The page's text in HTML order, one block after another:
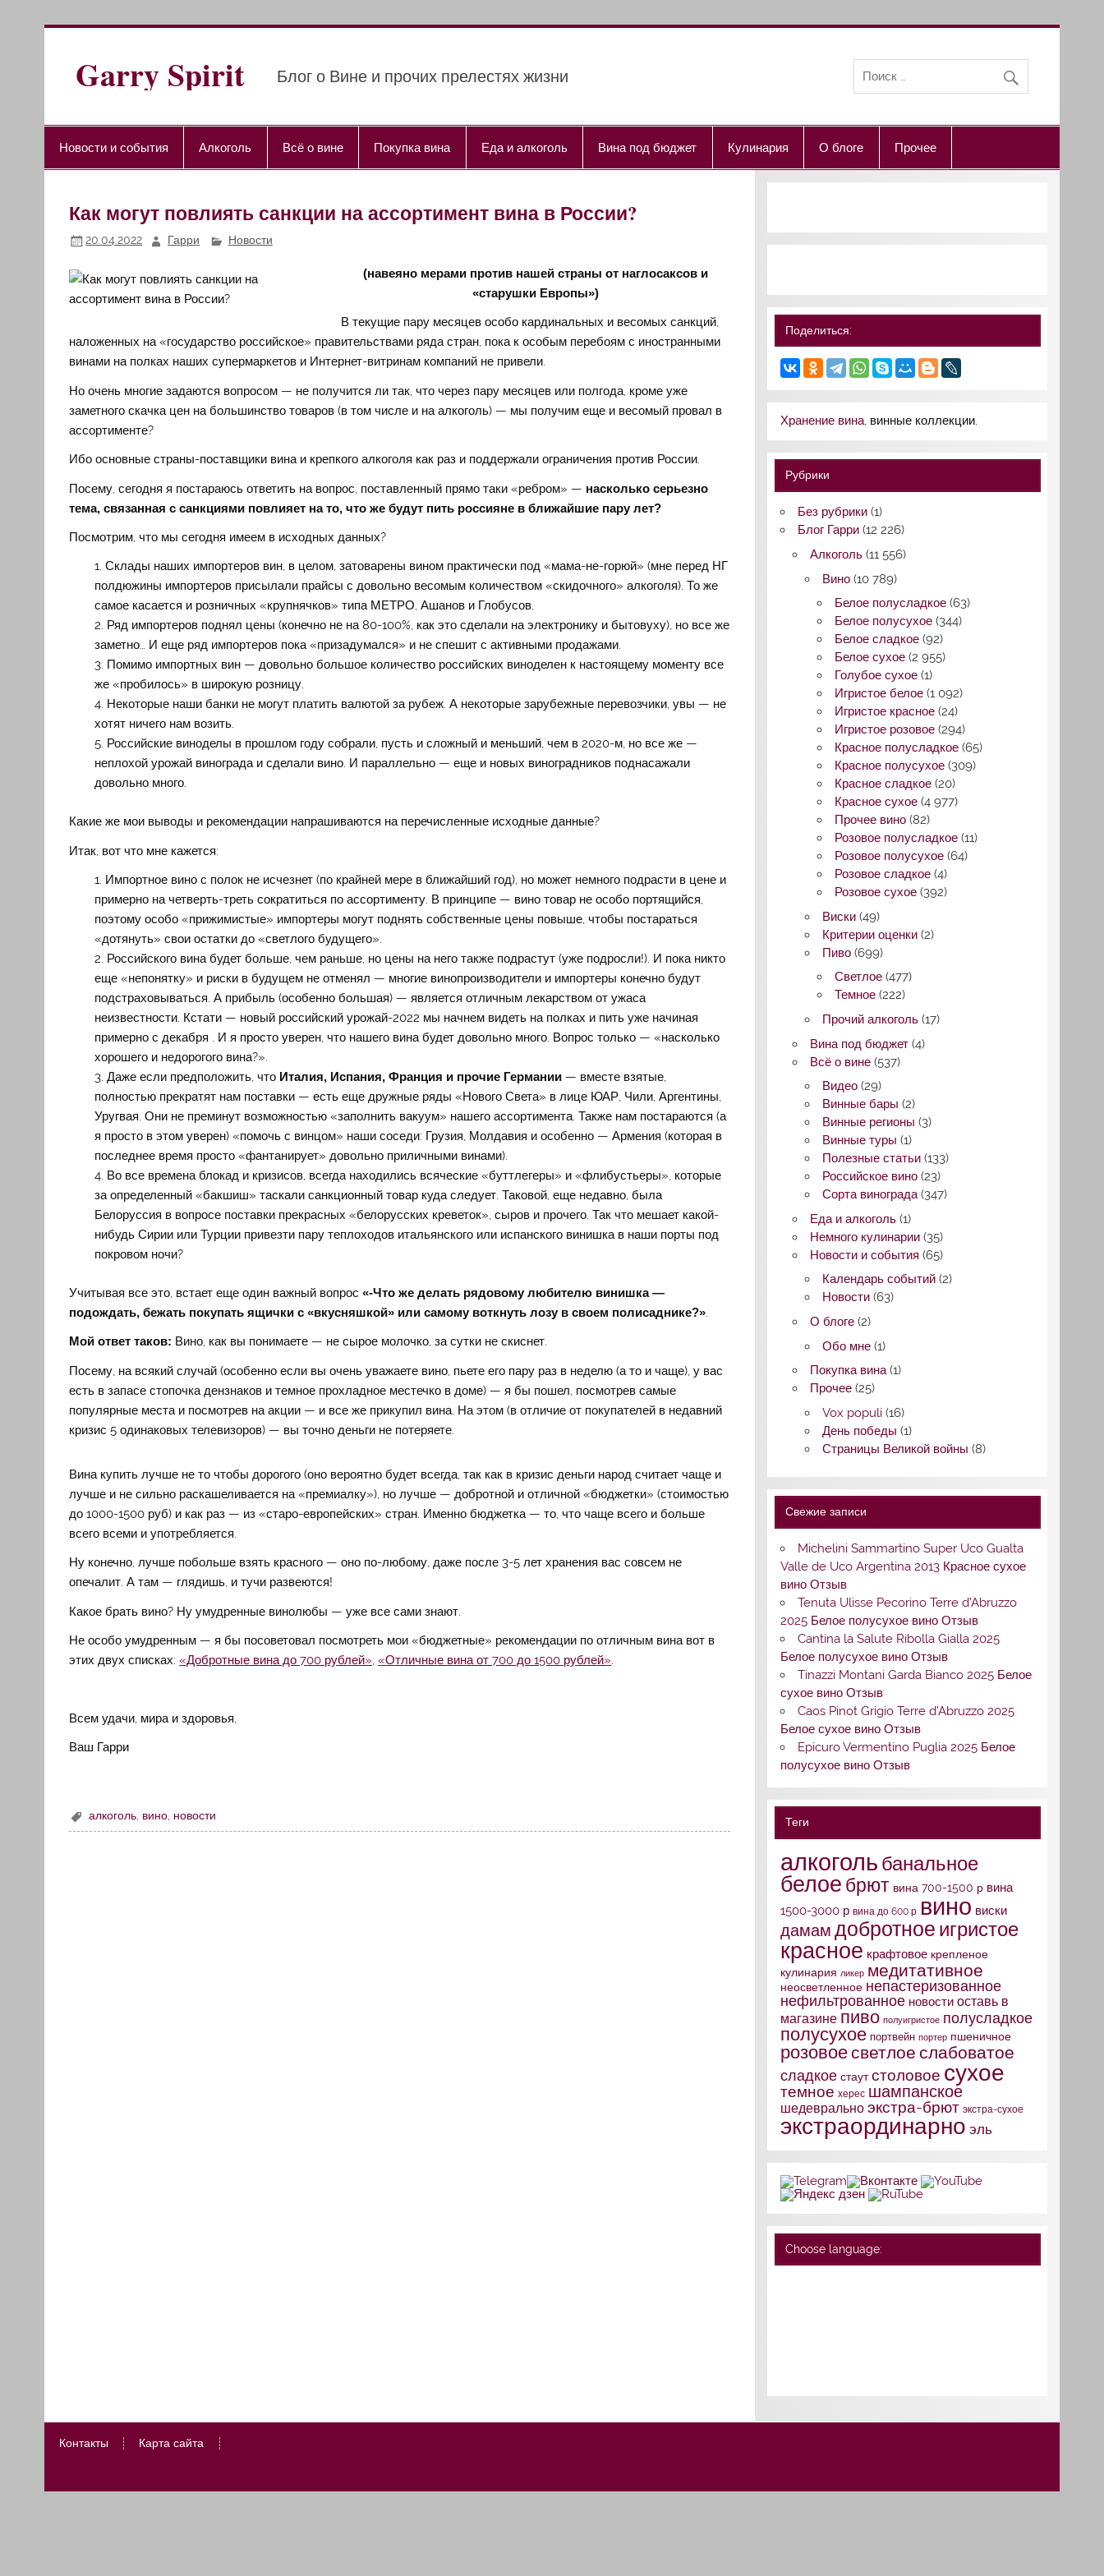
Перейти
Garry Spirit Блог о Вине и прочих прелестях жизни
Новости и события Алкоголь Всё о вине Покупка вина Еда и алкоголь Вина под бюджет Кулинария О блоге Прочее
Как могут повлиять санкции на ассортимент вина в России?
20.04.2022 Гарри Новости
(навеяно мерами против нашей страны от наглосаксов и
«старушки Европы»)
В текущие пару месяцев особо кардинальных и весомых санкций,
наложенных на «государство российское» правительствами ряда стран, пока к особым перебоям с иностранными
винами на полках наших супермаркетов и Интернет-витринам компаний не привели.
Но очень многие задаются вопросом — не получится ли так, что через пару месяцев или полгода, кроме уже
заметного скачка цен на большинство товаров (в том числе и на алкоголь) — мы получим еще и весомый провал в
ассортименте?
Ибо основные страны-поставщики вина и крепкого алкоголя как раз и поддержали ограничения против России.
Посему, сегодня я постараюсь ответить на вопрос, поставленный прямо таки «ребром» — насколько серьезно
тема, связанная с санкциями повлияет на то, что же будут пить россияне в ближайшие пару лет?
Посмотрим, что мы сегодня имеем в исходных данных?
Склады наших импортеров вин, в целом, затоварены вином практически под «мама-не-горюй» (мне перед НГ
полдюжины импортеров присылали прайсы с довольно весомым количеством «скидочного» алкоголя). То же
самое касается и розничных «крупнячков» типа МЕТРО, Ашанов и Глобусов.
Ряд импортеров поднял цены (конечно не на 80-100%, как это сделали на электронику и бытовуху), но все же
заметно… И еще ряд импортеров пока «призадумался» и не спешит с активными продажами.
Помимо импортных вин — довольно большое количество российских виноделен к настоящему моменту все
же «пробилось» в широкую розницу.
Некоторые наши банки не могут платить валютой за рубеж. А некоторые зарубежные перевозчики, увы — не
хотят ничего нам возить.
Российские виноделы в прошлом году собрали, пусть и сложный и меньший, чем в 2020-м, но все же —
неплохой урожай винограда и сделали вино. И параллельно — еще и новых виноградников поднасажали
довольно много.
Какие же мои выводы и рекомендации напрашиваются на перечисленные исходные данные?
Итак, вот что мне кажется:
Импортное вино с полок не исчезнет (по крайней мере в ближайший год), но может немного подрасти в цене и
примерно на четверть-треть сократиться по ассортименту. В принципе — вино товар не особо портящийся,
поэтому особо «прижимистые» импортеры могут поднять собственные цены повыше, чтобы постараться
«дотянуть» свои остатки до «светлого будущего».
Российского вина будет больше, чем раньше, но цены на него также подрастут (уже подросли!). И пока никто
еще «непонятку» и риски в будущем не отменял — многие винопроизводители и импортеры конечно будут
подстраховываться. А прибыль (особенно большая) — является отличным лекарством от ужаса
неизвестности. Кстати — новый российский урожай-2022 мы начнем видеть на полках и пить уже начиная
примерно с декабря . И я просто уверен, что нашего вина будет довольно много. Вопрос только — «насколько
хорошего и недорогого вина?».
Даже если предположить, что Италия, Испания, Франция и прочие Германии— вместе взятые,
полностью прекратят нам поставки — есть еще дружные ряды «Нового Света» в лице ЮАР, Чили, Аргентины,
Уругвая. Они не преминут возможностью «заполнить вакуум» нашего ассортимента. Также нам постараются (а
я просто в этом уверен) «помочь с винцом» наши соседи: Грузия, Молдавия и особенно — Армения (которая в
последнее время просто «фантанирует» довольно приличными винами).
Во все времена блокад и кризисов, всегда находились всяческие «буттлегеры» и «флибустьеры», которые
за определенный «бакшиш» таскали санкционный товар куда следует. Таковой, еще недавно, была
Белоруссия в вопросе поставки прекрасных «белорусских креветок», сыров и прочего. Так что мешает какой-
нибудь Сирии или Турции привезти пару теплоходов итальянского или испанского винишка в наши порты под
покровом ночи?
Учитывая все это, встает еще один важный вопрос«-Что же делать рядовому любителю винишка —
подождать, бежать покупать ящички с «вкусняшкой» или самому воткнуть лозу в своем полисаднике?».
Мой ответ таков: Вино, как вы понимаете — не сырое молочко, за сутки не скиснет.
Посему, на всякий случай (особенно если вы очень уважаете вино, пьете его пару раз в неделю (а то и чаще), у вас
есть в запасе стопочка дензнаков и темное прохладное местечко в доме) — я бы пошел, посмотрев самые
популярные места и посмотрев на акции — и все же прикупил вина. На этом (в отличие от покупателей в недавний
кризис 5 одинаковых телевизоров) — вы точно деньги не потеряете.
Вина купить лучше не то чтобы дорогого (оно вероятно будет всегда, так как в кризис деньги народ считает чаще и
лучше и не сильно раскашеливается на «премиалку»), но лучше — добротной и отличной «бюджетки» (стоимостью
до 1000-1500 руб) и как раз — из «старо-европейских» стран. Именно бюджетка — то, что чаще всего и больше
всего всеми и употребляется.
Ну конечно, лучше побольше взять красного — оно по-любому, даже после 3-5 лет хранения вас совсем не
опечалит. А там — глядишь, и тучи развеются!
Какое брать вино? Ну умудренные винолюбы — уже все сами знают.
Не особо умудренным — я бы посоветовал посмотреть мои «бюджетные» рекомендации по отличным вина вот в
этих двух списках:«Добротные вина до 700 рублей»,«Отличные вина от 700 до 1500 рублей».
Всем удачи, мира и здоровья,
Ваш Гарри
алкоголь вино новости
Поделиться:
Хранение вина, винные коллекции.
Рубрики
Без рубрики(1)
Блог Гарри(12 226)
Алкоголь (11 556)
Вино (10 789)
Белое полусладкое (63)
Белое полусухое (344)
Белое сладкое (92)
Белое сухое (2 955)
Голубое сухое (1)
Игристое белое (1 092)
Игристое красное (24)
Игристое розовое (294)
Красное полусладкое (65)
Красное полусухое (309)
Красное сладкое (20)
Красное сухое (4 977)
Прочее вино (82)
Розовое полусладкое (11)
Розовое полусухое (64)
Розовое сладкое (4)
Розовое сухое (392)
Виски (49)
Критерии оценки (2)
Пиво (699)
Светлое (477)
Темное (222)
Прочий алкоголь (17)
Вина под бюджет (4)
Всё о вине (537)
Видео (29)
Винные бары (2)
Винные регионы (3)
Винные туры (1)
Полезные статьи (133)
Российское вино (23)
Сорта винограда(347)
Еда и алкоголь (1)
Немного кулинарии (35)
Новости и события (65)
Календарь событий (2)
Новости (63)
О блоге (2)
Обо мне (1)
Покупка вина(1)
Прочее (25)
Vox populi (16)
День победы (1)
Страницы Великой войны (8)
Свежие записи
Michelini Sammartino Super Uco Gualta
Valle de Uco Argentina 2013 Красное сухое
вино Отзыв
Tenuta Ulisse Pecorino Terre d’Abruzzo
2025 Белое полусухое вино Отзыв
Cantina la Salute Ribolla Gialla 2025
Белое полусухое вино Отзыв
Tinazzi Montani Garda Bianco 2025 Белое
сухое вино Отзыв
Caos Pinot Grigio Terre d’Abruzzo 2025
Белое сухое вино Отзыв
Epicuro Vermentino Puglia 2025 Белое
полусухое вино Отзыв
Теги
алкоголь банальное
белое брют вина 700-1500 р вина
1500-3000 р вина до 600 р вино виски
дамам добротное игристое
красное крафтовое крепленое
кулинария ликер медитативное
неосветленное непастеризованное
нефильтрованное новости оставь в
магазине пиво полуигристое полусладкое
полусухое портвейн портер пшеничное
розовоесветлое слабоватое
сладкое стаут столовое сухое
темное херес шампанское
шедеврально экстра-брют экстра-сухое
экстраординарно эль
Choose language:
Контакты Карта сайта